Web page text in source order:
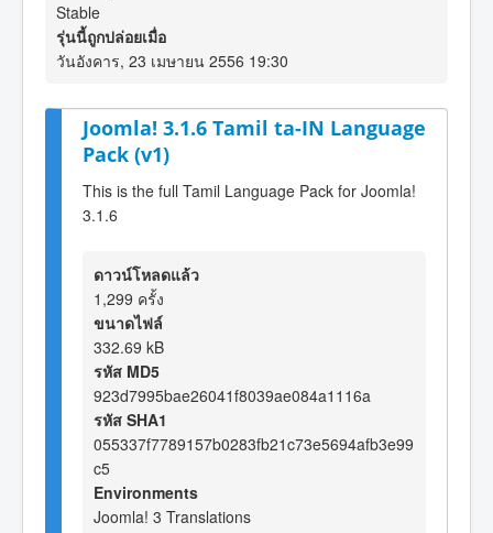
Stable
รุ่นนี้ถูกปล่อยเมื่อ
วันอังคาร, 23 เมษายน 2556 19:30
Joomla! 3.1.6 Tamil ta-IN Language
Pack (v1)
This is the full Tamil Language Pack for Joomla!
3.1.6
ดาวน์โหลดแล้ว
1,299 ครั้ง
ขนาดไฟล์
332.69 kB
รหัส MD5
923d7995bae26041f8039ae084a1116a
รหัส SHA1
055337f7789157b0283fb21c73e5694afb3e99
c5
Environments
Joomla! 3 Translations